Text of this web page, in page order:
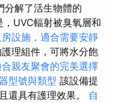
分解了活生物體的
UVC輻射被臭氧層和
設施，適合需要安靜
理組件，可將水分飽
親友聚會的完美選擇
型號與類型 該設備提
還具有護理效果。
自